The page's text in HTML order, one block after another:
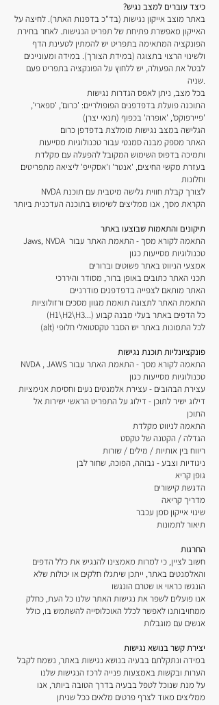
?כיצד עוברים למצב נגיש
באתר מוצב אייקון נגישות (בד"כ בדפנות האתר). לחיצה על
האייקון מאפשרת פתיחת של תפריט הנגישות. לאחר בחירת
הפונקציה המתאימה בתפריט יש להמתין לטעינת הדף
ולשינוי הרצוי בתצוגה (במידת הצורך). במידה ומעוניינים
לבטל את הפעולה, יש ללחוץ על הפונקציה בתפריט פעם
שניה.
בכל מצב, ניתן לאפס הגדרות נגישות
התוכנה פועלת בדפדפנים הפופולריים: 'כרום', 'ספארי',
'פיירפוקס', 'אופרה' בכפוף (תנאי יצרן)
הגלישה במצב נגישות מומלצת בדפדפן כרום
האתר מספק מבנה סמנטי עבור טכנולוגיות מסייעות
ותמיכה בדפוס השימוש המקובל להפעלה עם מקלדת
בעזרת מקשי החיצים, 'אנטר' ו'אסקייפ' ליציאה מתפריטים
וחלונות
NVDA לצורך קבלת חווית גלישה מיטבית עם תוכנת
הקראת מסך, אנו ממליצים לשימוש בתוכנה העדכנית ביותר
תיקונים והתאמות שבוצעו באתר
Jaws, NVDA התאמה לקורא מסך - התאמת האתר עבור
טכנולוגיות מסייעות כגון
אמצעי הניווט באתר פשוטים וברורים
תכני האתר כתובים באופן ברור, מסודר והיררכי
האתר מותאם לצפייה בדפדפנים מודרניים
התאמת האתר לתצוגה תואמת מגוון מסכים ורזולוציות
(H1\H2\H3...) כל הדפים באתר בעלי מבנה קבוע
(alt) לכל התמונות באתר יש הסבר טקסטואלי חלופי
פונקציונליות תוכנת נגישות
NVDA , JAWS התאמה לקורא מסך - התאמת האתר עבור
טכנולוגיות מסייעות כגון
עצירת הבהובים - עצירת אלמנטים נעים וחסימת אנימציות
דילוג ישיר לתוכן - דילוג על התפריט הראשי ישירות אל
התוכן
התאמה לניווט מקלדת
הגדלה / הקטנה של טקסט
ריווח בין אותיות / מילים / שורות
ניגודיות וצבע - גבוהה, הפוכה, שחור לבן
גופן קריא
הדגשת קישורים
מדריך קריאה
שינוי אייקון סמן עכבר
תיאור לתמונות
החרגות
חשוב לציין, כי למרות מאמצינו להנגיש את כלל הדפים
והאלמנטים באתר, ייתכן שיתגלו חלקים או יכולות שלא
הונגשו כראוי או שטרם הונגשו
אנו פועלים לשפר את נגישות האתר שלנו כל העת, כחלק
ממחויבותנו לאפשר לכלל האוכלוסייה להשתמש בו, כולל
אנשים עם מוגבלות
יצירת קשר בנושא נגישות
במידה ונתקלתם בבעיה בנושא נגישות באתר, נשמח לקבל
הערות ובקשות באמצעות פנייה לרכז הנגישות שלנו
על מנת שנוכל לטפל בבעיה בדרך הטובה ביותר, אנו
ממליצים מאוד לצרף פרטים מלאים ככל שניתן